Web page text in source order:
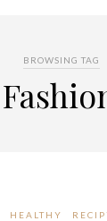
BROWSING TAG
HEALTHY